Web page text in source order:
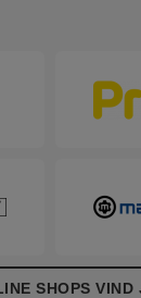
SHOPS VIND